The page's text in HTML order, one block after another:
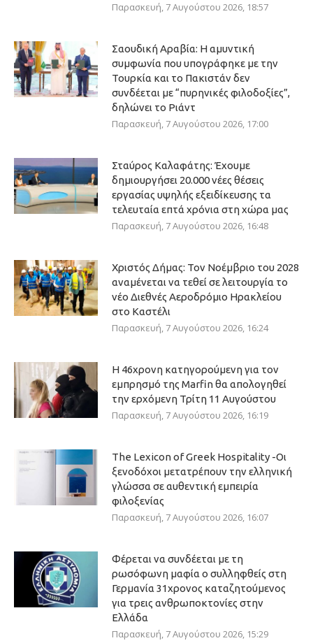
Παρασκευή, 7 Αυγούστου 2026, 18:57
Σαουδική Αραβία: Η αμυντική
συμφωνία που υπογράφηκε με την
Τουρκία και το Πακιστάν δεν
συνδέεται με “πυρηνικές φιλοδοξίες”,
δηλώνει το Ριάντ
Παρασκευή, 7 Αυγούστου 2026, 17:00
Σταύρος Καλαφάτης: Έχουμε
δημιουργήσει 20.000 νέες θέσεις
εργασίας υψηλής εξειδίκευσης τα
τελευταία επτά χρόνια στη χώρα μας
Παρασκευή, 7 Αυγούστου 2026, 16:48
Χριστός Δήμας: Τον Νοέμβριο του 2028
αναμένεται να τεθεί σε λειτουργία το
νέο Διεθνές Αεροδρόμιο Ηρακλείου
στο Καστέλι
Παρασκευή, 7 Αυγούστου 2026, 16:24
Η 46χρονη κατηγορούμενη για τον
εμπρησμό της Marfin θα απολογηθεί
την ερχόμενη Τρίτη 11 Αυγούστου
Παρασκευή, 7 Αυγούστου 2026, 16:19
The Lexicon of Greek Hospitality -Οι
ξενοδόχοι μετατρέπουν την ελληνική
γλώσσα σε αυθεντική εμπειρία
φιλοξενίας
Παρασκευή, 7 Αυγούστου 2026, 16:07
Φέρεται να συνδέεται με τη
ρωσόφωνη μαφία ο συλληφθείς στη
Γερμανία 31χρονος καταζητούμενος
για τρεις ανθρωποκτονίες στην
Ελλάδα
Παρασκευή, 7 Αυγούστου 2026, 15:29